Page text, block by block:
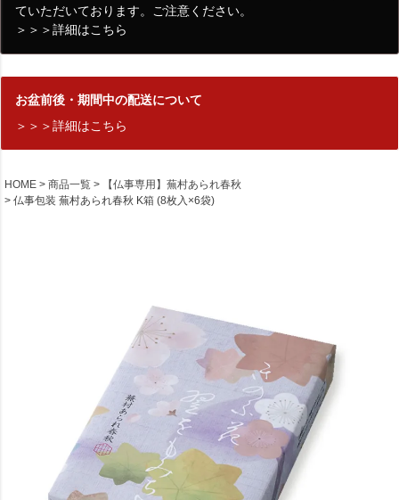
ていただいております。ご注意ください。
＞＞＞詳細はこちら
お盆前後・期間中の配送について
＞＞＞詳細はこちら
HOME 商品一覧
【仏事専用】蕪村あられ春秋
仏事包装 蕪村あられ春秋 K箱 (8枚入×6袋)